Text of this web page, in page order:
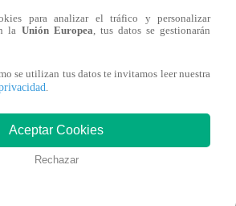
para analizar el tráfico y personalizar
la Unión Europea , tus datos se gestionarán
se utilizan tus datos te invitamos leer nuestra
Aceptar Cookies
Rechazar